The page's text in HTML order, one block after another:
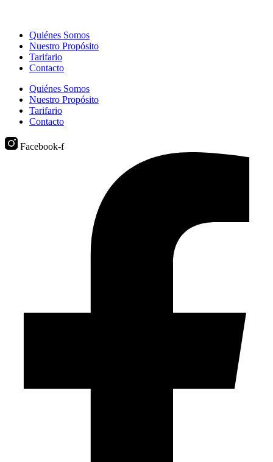
Quiénes Somos
Nuestro Propósito
Tarifario
Contacto
Quiénes Somos
Nuestro Propósito
Tarifario
Contacto
Facebook-f